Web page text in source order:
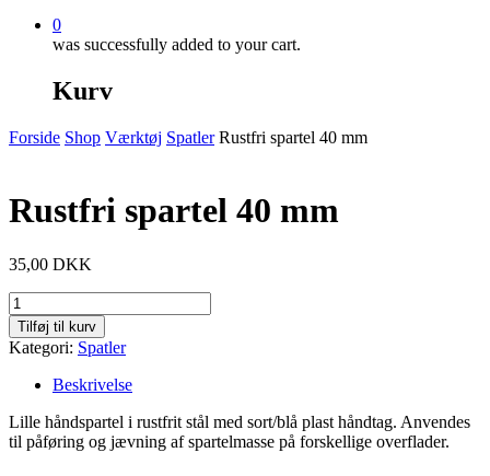
0
was successfully added to your cart.
Kurv
Forside Shop Værktøj Spatler Rustfri spartel 40 mm
Rustfri spartel 40 mm
35,00 DKK
Rustfri
spartel
40
mm
antal
Tilføj til kurv
Kategori: Spatler
Beskrivelse
Lille håndspartel i rustfrit stål med sort/blå plast håndtag. Anvendes
til påføring og jævning af spartelmasse på forskellige overflader.